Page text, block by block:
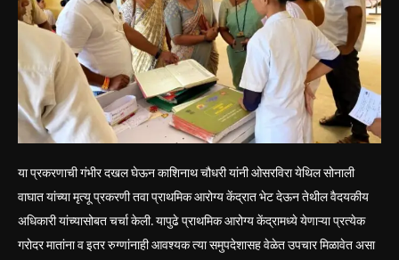
या प्रकरणाची गंभीर दखल घेऊन काशिनाथ चौधरी यांनी ओसरविरा येथिल सोनाली
वाघात यांच्या मृत्यू प्रकरणी तवा प्राथमिक आरोग्य केंद्रात भेट देऊन तेथील वैदयकीय
अधिकारी यांच्यासोबत चर्चा केली. यापुढे प्राथमिक आरोग्य केंद्रामध्ये येणाऱ्या प्रत्येक
गरोदर मातांना व इतर रुग्णांनाही आवश्यक त्या समुपदेशासह वेळेत उपचार मिळावेत असा